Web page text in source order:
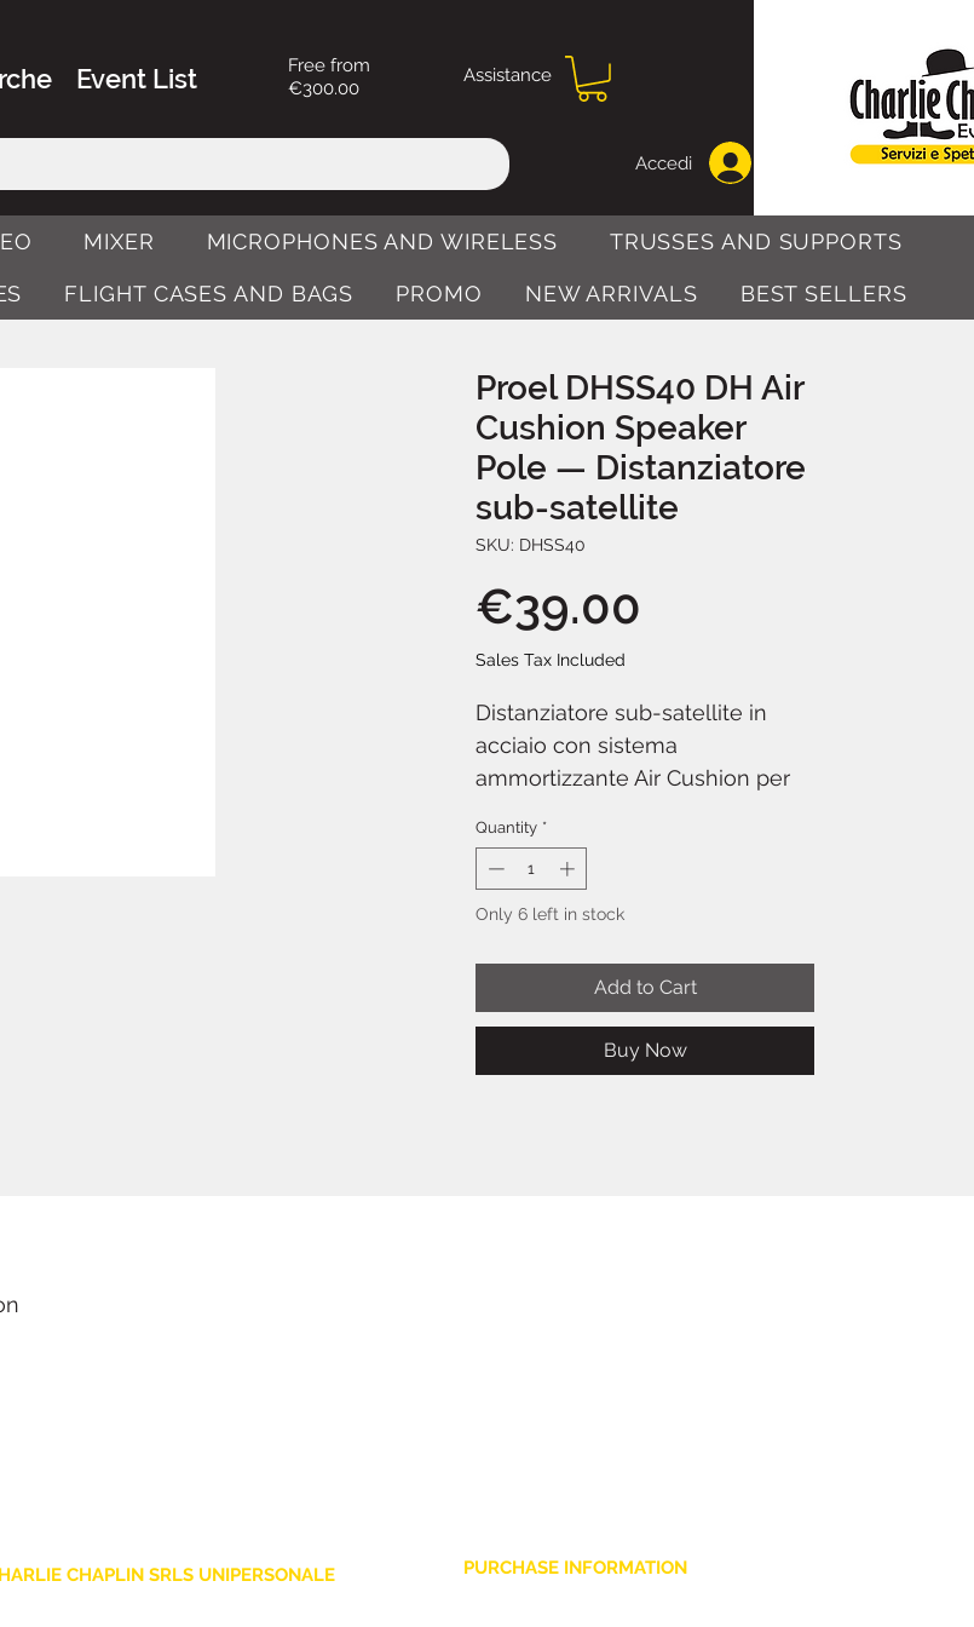
Event List
Free from
€300.00
Assistance
Accedi
MIXER MICROPHONES AND WIRELESS TRUSSES AND SUPPORTS
FLIGHT CASES AND BAGS PROMO NEW ARRIVALS BEST SELLERS
Proel DHSS40 DH Air
Cushion Speaker
Pole — Distanziatore
sub-satellite
SKU: DHSS40
€39.00
Sales Tax Included
Distanziatore sub-satellite in
acciaio con sistema
ammortizzante Air Cushion per
silenzioso:
il diffusore satellite al subwoofer
con un tubo da 35 mm di
sistema brevettato Air Cushion
previene la caduta improvvisa
del satellite durante lo
smontaggio, garantendo
Quantity *
Only 6 left in stock
Add to Cart
Buy Now
CHAPLIN SRLS UNIPERSONALE PURCHASE INFORMATION